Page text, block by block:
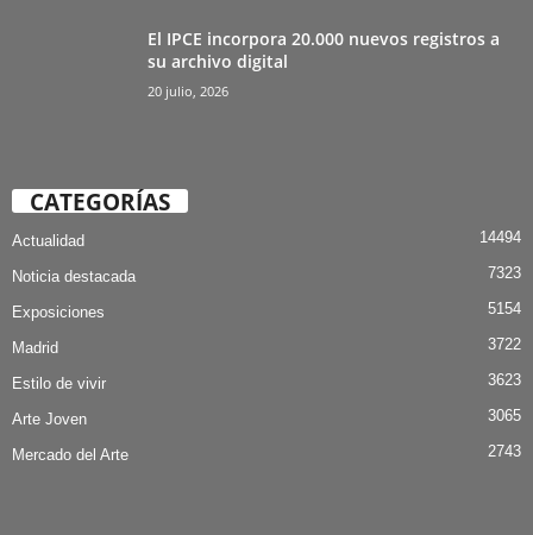
El IPCE incorpora 20.000 nuevos registros a
su archivo digital
20 julio, 2026
CATEGORÍAS
Actualidad 14494
Noticia destacada 7323
Exposiciones 5154
Madrid 3722
Estilo de vivir 3623
Arte Joven 3065
Mercado del Arte 2743